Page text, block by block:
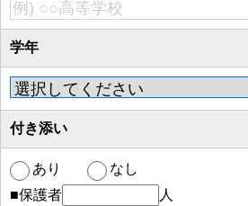
学年
付き添い
あり
なし
■保護者
人